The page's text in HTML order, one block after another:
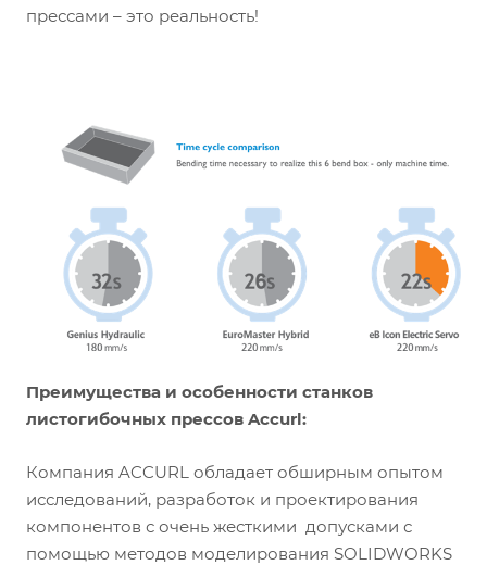
прессами – это реальность!
Преимущества и особенности станков
листогибочных прессов Accurl:
Компания ACCURL обладает обширным опытом
исследований, разработок и проектирования
компонентов с очень жесткими допусками с
помощью методов моделирования SOLIDWORKS